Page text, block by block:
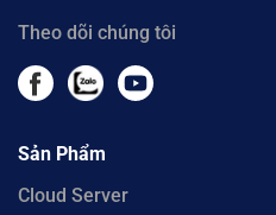
Theo dõi chúng tôi
Sản Phẩm
Cloud Server